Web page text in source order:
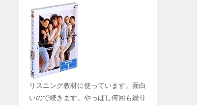
リスニング教材に使っています。面白
いので続きます。やっぱし何回も繰り